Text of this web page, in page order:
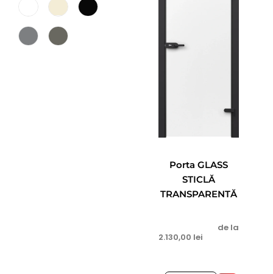
Porta GLASS
STICLĂ
TRANSPARENTĂ
de la
2.130,00 lei